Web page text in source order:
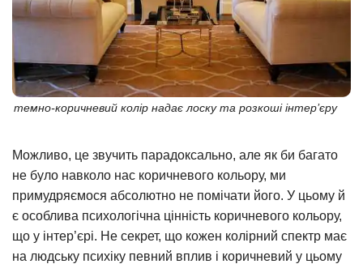
темно-коричневий колір надає лоску та розкоші інтер’єру
Можливо, це звучить парадоксально, але як би багато
не було навколо нас коричневого кольору, ми
примудряємося абсолютно не помічати його. У цьому й
є особлива психологічна цінність коричневого кольору,
що у інтер’єрі. Не секрет, що кожен колірний спектр має
на людську психіку певний вплив і коричневий у цьому